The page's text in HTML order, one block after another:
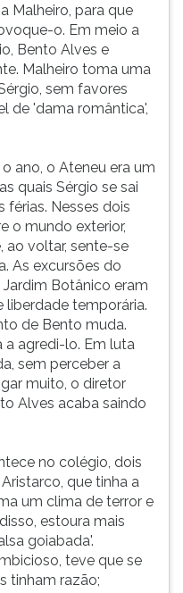
Malheiro, para que
o. Em meio a
Bento Alves e
Malheiro toma uma
sem favores
de 'dama romântica',
ano, o Ateneu era um
quais Sérgio se sai
férias. Nesses dois
o mundo exterior,
ao voltar, sente-se
As excursões do
Botânico eram
liberdade temporária.
de Bento muda.
a agredi-lo. Em luta
sem perceber a
muito, o diretor
Alves acaba saindo
no colégio, dois
que tinha a
um clima de terror e
estoura mais
goiabada'.
teve que se
tinham razão;